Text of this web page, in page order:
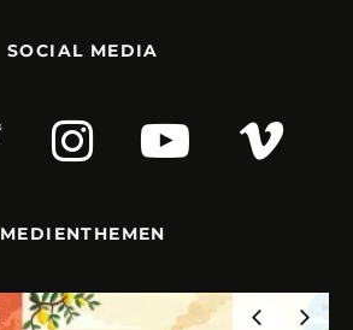
SOCIAL MEDIA
MEDIENTHEMEN